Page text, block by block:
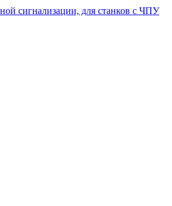
сигнализации, для станков с ЧПУ